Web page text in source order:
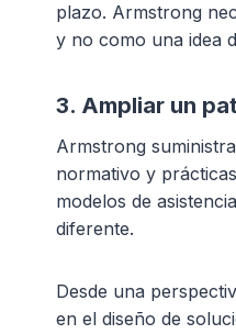
plazo. Armstrong
y no como una idea
3. Ampliar un
Armstrong
normativo y
modelos de
diferente.
Desde una
en el diseño de